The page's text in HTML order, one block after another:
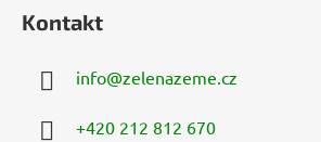
Kontakt
info@zelenazeme.cz
+420 212 812 670